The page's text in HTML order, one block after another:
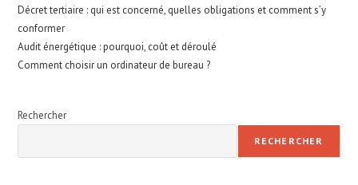
Décret tertiaire : qui est concerné, quelles obligations et comment s’y
conformer
Audit énergétique : pourquoi, coût et déroulé
Comment choisir un ordinateur de bureau ?
Rechercher
RECHERCHER